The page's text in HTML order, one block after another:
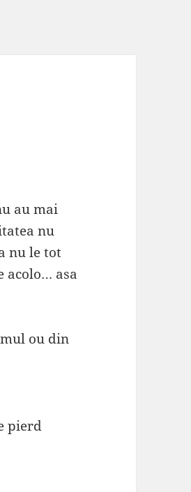
au mai
nu
nu le tot
acolo… asa
ou din
pierd